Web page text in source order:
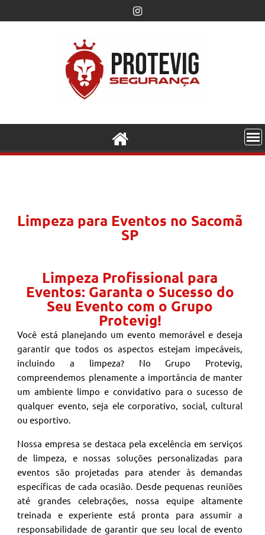
Limpeza para Eventos no Sacomã
SP
Limpeza Profissional para
Eventos: Garanta o Sucesso do
Seu Evento com o Grupo
Protevig!
Você está planejando um evento memorável e deseja
garantir que todos os aspectos estejam impecáveis,
incluindo a limpeza? No Grupo Protevig,
compreendemos plenamente a importância de manter
um ambiente limpo e convidativo para o sucesso de
qualquer evento, seja ele corporativo, social, cultural
ou esportivo.
Nossa empresa se destaca pela excelência em serviços
de limpeza, e nossas soluções personalizadas para
eventos são projetadas para atender às demandas
específicas de cada ocasião. Desde pequenas reuniões
até grandes celebrações, nossa equipe altamente
treinada e experiente está pronta para assumir a
responsabilidade de garantir que seu local de evento